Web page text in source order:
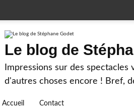
Le blog de
Impressions sur des
d'autres choses encore ! Bref,
Accueil Contact